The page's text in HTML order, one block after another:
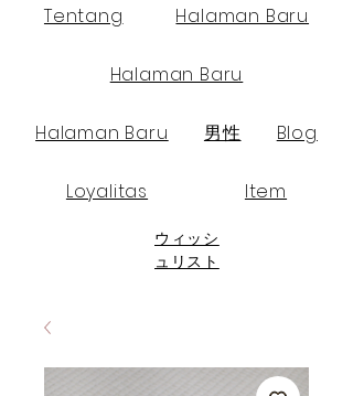
Tentang Halaman Baru
Halaman Baru
Halaman Baru 男性 Blog
Loyalitas Item
ウィッシ
ュリスト